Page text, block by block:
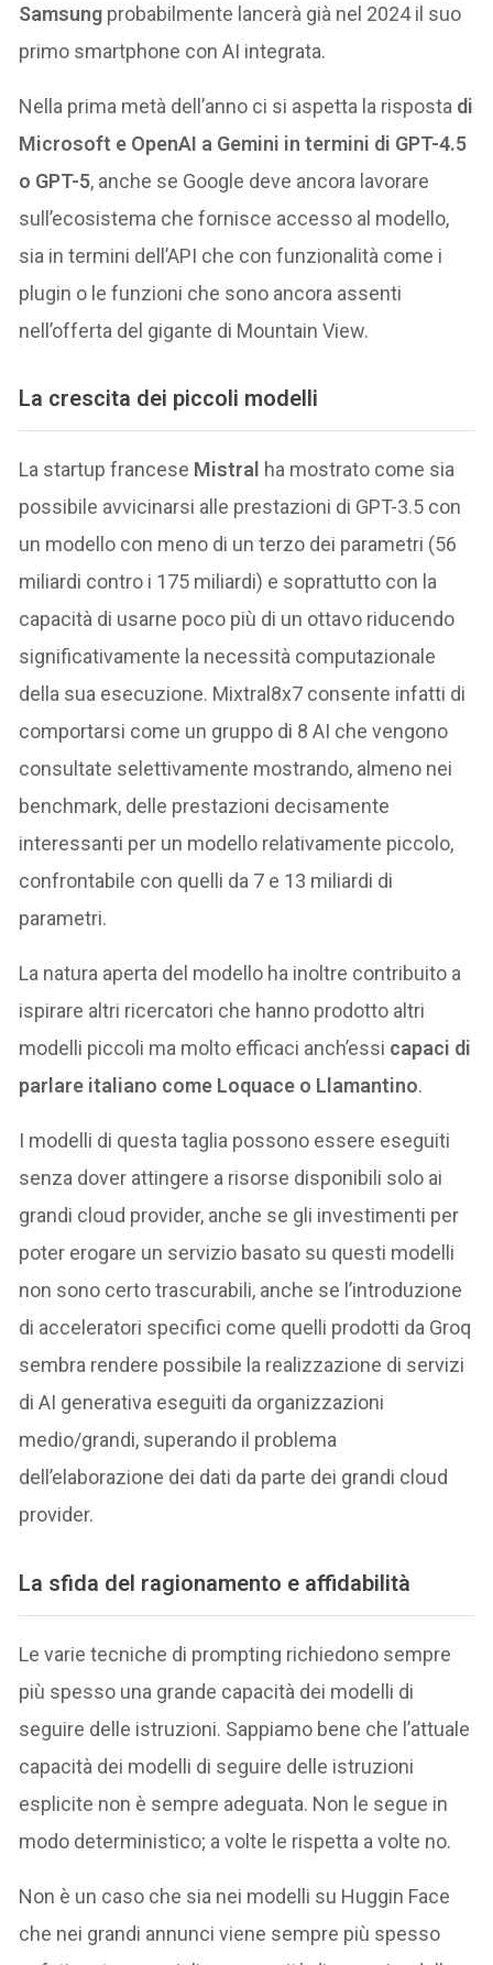
Samsung probabilmente lancerà già nel 2024 il suo
primo smartphone con AI integrata.
Nella prima metà dell’anno ci si aspetta la risposta di
Microsoft e OpenAI a Gemini in termini di GPT-4.5
o GPT-5, anche se Google deve ancora lavorare
sull’ecosistema che fornisce accesso al modello,
sia in termini dell’API che con funzionalità come i
plugin o le funzioni che sono ancora assenti
nell’offerta del gigante di Mountain View.
La crescita dei piccoli modelli
La startup francese Mistral ha mostrato come sia
possibile avvicinarsi alle prestazioni di GPT-3.5 con
un modello con meno di un terzo dei parametri (56
miliardi contro i 175 miliardi) e soprattutto con la
capacità di usarne poco più di un ottavo riducendo
significativamente la necessità computazionale
della sua esecuzione. Mixtral8x7 consente infatti di
comportarsi come un gruppo di 8 AI che vengono
consultate selettivamente mostrando, almeno nei
benchmark, delle prestazioni decisamente
interessanti per un modello relativamente piccolo,
confrontabile con quelli da 7 e 13 miliardi di
parametri.
La natura aperta del modello ha inoltre contribuito a
ispirare altri ricercatori che hanno prodotto altri
modelli piccoli ma molto efficaci anch’essi capaci di
parlare italiano come Loquace o Llamantino.
I modelli di questa taglia possono essere eseguiti
senza dover attingere a risorse disponibili solo ai
grandi cloud provider, anche se gli investimenti per
poter erogare un servizio basato su questi modelli
non sono certo trascurabili, anche se l’introduzione
di acceleratori specifici come quelli prodotti da Groq
sembra rendere possibile la realizzazione di servizi
di AI generativa eseguiti da organizzazioni
medio/grandi, superando il problema
dell’elaborazione dei dati da parte dei grandi cloud
provider.
La sfida del ragionamento e affidabilità
Le varie tecniche di prompting richiedono sempre
più spesso una grande capacità dei modelli di
seguire delle istruzioni. Sappiamo bene che l’attuale
capacità dei modelli di seguire delle istruzioni
esplicite non è sempre adeguata. Non le segue in
modo deterministico; a volte le rispetta a volte no.
Non è un caso che sia nei modelli su Huggin Face
che nei grandi annunci viene sempre più spesso